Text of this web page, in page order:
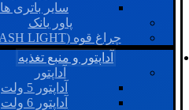
سایر باتری ها
پاور بانک
چراغ قوه (FLASH LIGHT)
آداپتور و منبع تغذیه
آداپتور
آداپتور 5 ولت
آداپتور 6 ولت